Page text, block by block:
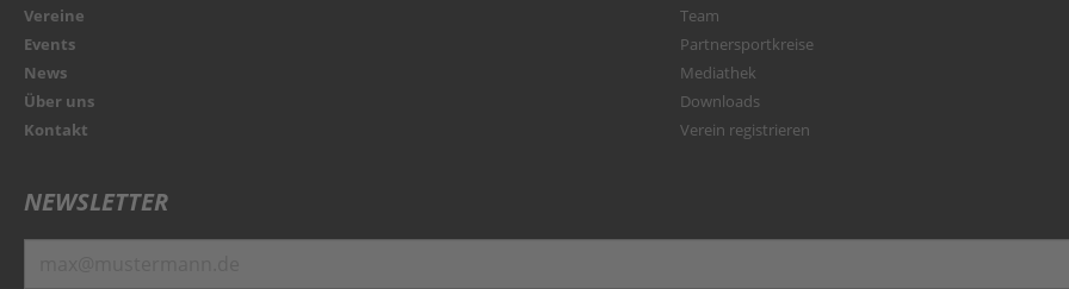
Vereine
Events
News
Über uns
Kontakt
Team
Partnersportkreise
Mediathek
Downloads
Verein registrieren
NEWSLETTER